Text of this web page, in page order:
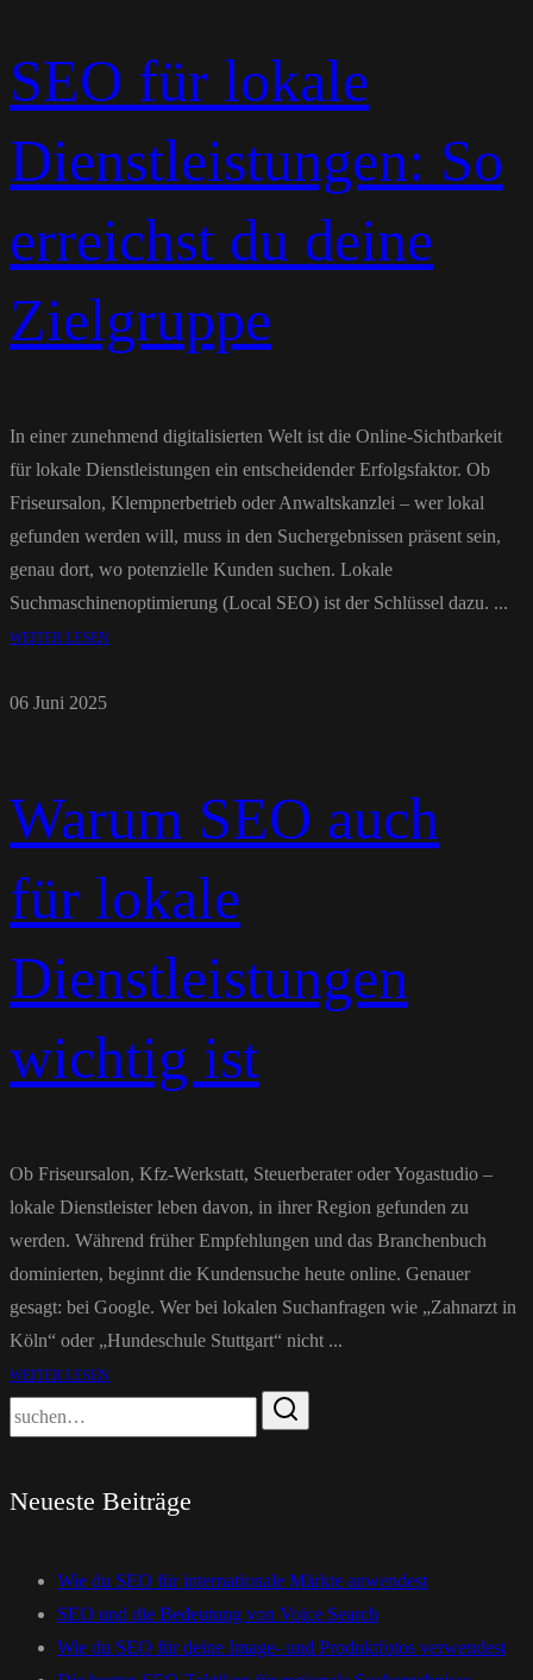
SEO für lokale
Dienstleistungen: So
erreichst du deine
Zielgruppe
In einer zunehmend digitalisierten Welt ist die Online-Sichtbarkeit
für lokale Dienstleistungen ein entscheidender Erfolgsfaktor. Ob
Friseursalon, Klempnerbetrieb oder Anwaltskanzlei – wer lokal
gefunden werden will, muss in den Suchergebnissen präsent sein,
genau dort, wo potenzielle Kunden suchen. Lokale
Suchmaschinenoptimierung (Local SEO) ist der Schlüssel dazu. ...
WEITER LESEN
06 Juni 2025
Warum SEO auch
für lokale
Dienstleistungen
wichtig ist
Ob Friseursalon, Kfz-Werkstatt, Steuerberater oder Yogastudio –
lokale Dienstleister leben davon, in ihrer Region gefunden zu
werden. Während früher Empfehlungen und das Branchenbuch
dominierten, beginnt die Kundensuche heute online. Genauer
gesagt: bei Google. Wer bei lokalen Suchanfragen wie „Zahnarzt in
Köln“ oder „Hundeschule Stuttgart“ nicht ...
WEITER LESEN
Neueste Beiträge
Wie du SEO für internationale Märkte anwendest
SEO und die Bedeutung von Voice Search
Wie du SEO für deine Image- und Produktfotos verwendest